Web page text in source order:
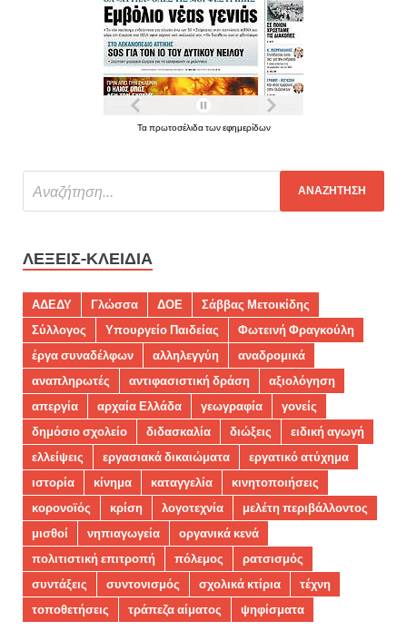
Τα πρωτοσέλιδα των εφημερίδων
ΛΈΞΕΙΣ-ΚΛΕΙΔΙΆ
ΑΔΕΔΥ Γλώσσα ΔΟΕ
Σάββας Μετοικίδης
Σύλλογος
Υπουργείο Παιδείας
Φωτεινή Φραγκούλη
έργα συναδέλφων
αλληλεγγύη
αναδρομικά
αναπληρωτές
αντιφασιστική δράση
αξιολόγηση
απεργία
αρχαία Ελλάδα γεωγραφία
γονείς
δημόσιο σχολείο
διδασκαλία διώξεις
ειδική αγωγή
ελλείψεις
εργασιακά δικαιώματα
εργατικό ατύχημα
ιστορία
κίνημα καταγγελία
κινητοποιήσεις
κορονοϊός
κρίση λογοτεχνία
μελέτη περιβάλλοντος
μισθοί
νηπιαγωγεία
οργανικά κενά
πολιτιστική επιτροπή
πόλεμος
ρατσισμός
συντάξεις
συντονισμός σχολικά κτίρια
τέχνη
τοποθετήσεις
τράπεζα αίματος ψηφίσματα